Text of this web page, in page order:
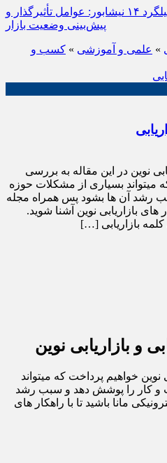
قیمت میلگرد ۱۴ نیشابور: عوامل تأثیرگذار و
پیش‌بینی وضعیت بازار
» علمی و آموزشی » کسب و
نوین در این مقاله به بررسی
میتواند بسیاری از مشکلات حوزه
رشد آن ها بشود پس همراه مجله
های بازاریابی نوین آشنا شوید.
بازاریابی […]
و بازاریابی نوین
نوین خواهیم پرداخت که میتواند
و کار را پوشش دهد و سبب رشد
مانا باشید تا با راهکار های